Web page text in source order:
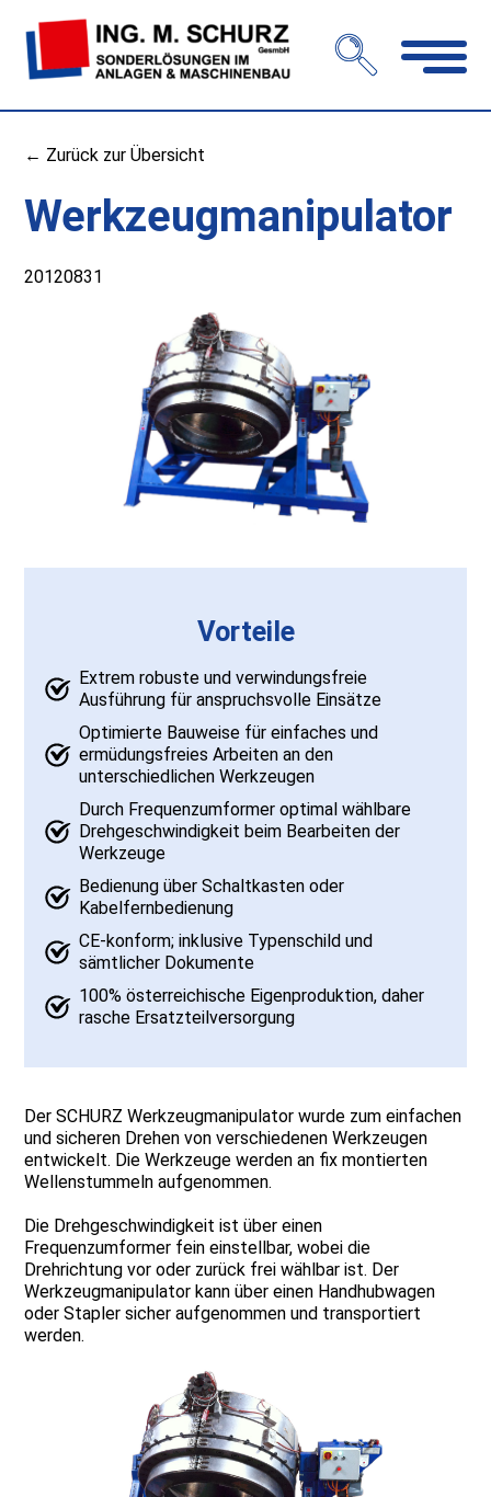
← Zurück zur Übersicht
Werkzeugmanipulator
20120831
Vorteile
Extrem robuste und verwindungsfreie
Ausführung für anspruchsvolle Einsätze
Optimierte Bauweise für einfaches und
ermüdungsfreies Arbeiten an den
unterschiedlichen Werkzeugen
Durch Frequenzumformer optimal wählbare
Drehgeschwindigkeit beim Bearbeiten der
Werkzeuge
Bedienung über Schaltkasten oder
Kabelfernbedienung
CE-konform; inklusive Typenschild und
sämtlicher Dokumente
100% österreichische Eigenproduktion, daher
rasche Ersatzteilversorgung
Der SCHURZ Werkzeugmanipulator wurde zum einfachen
und sicheren Drehen von verschiedenen Werkzeugen
entwickelt. Die Werkzeuge werden an fix montierten
Wellenstummeln aufgenommen.
Die Drehgeschwindigkeit ist über einen
Frequenzumformer fein einstellbar, wobei die
Drehrichtung vor oder zurück frei wählbar ist. Der
Werkzeugmanipulator kann über einen Handhubwagen
oder Stapler sicher aufgenommen und transportiert
werden.